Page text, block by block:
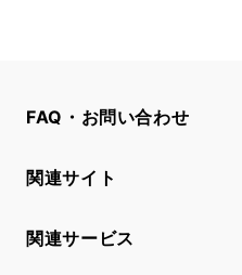
FAQ・お問い合わせ
関連サイト
関連サービス